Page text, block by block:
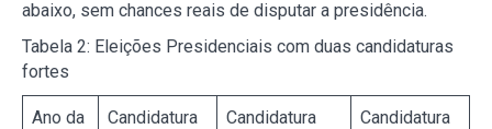
abaixo, sem chances reais de disputar a presidência.
Tabela 2: Eleições Presidenciais com duas candidaturas
fortes
Ano da
Candidatura
Candidatura
Candidatura